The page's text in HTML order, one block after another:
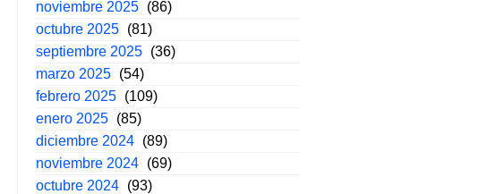
noviembre 2025 (86)
octubre 2025 (81)
septiembre 2025 (36)
marzo 2025 (54)
febrero 2025 (109)
enero 2025 (85)
diciembre 2024 (89)
noviembre 2024 (69)
octubre 2024 (93)